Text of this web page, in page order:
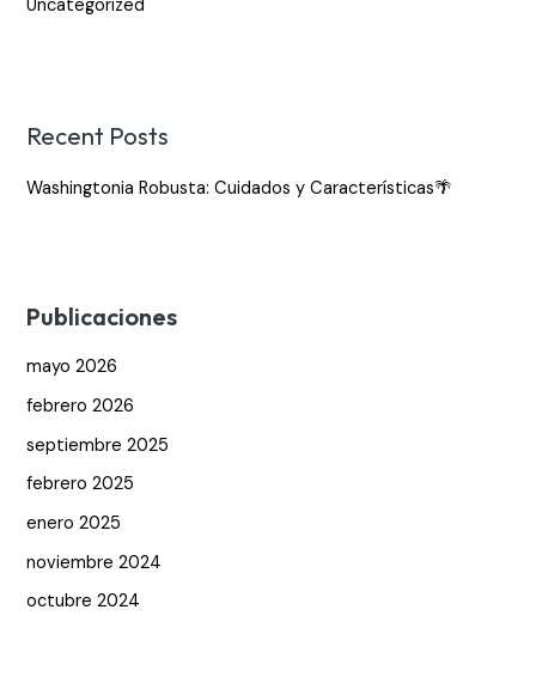
Uncategorized
Recent Posts
Washingtonia Robusta: Cuidados y Características🌴
Publicaciones
mayo 2026
febrero 2026
septiembre 2025
febrero 2025
enero 2025
noviembre 2024
octubre 2024